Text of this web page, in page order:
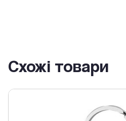
Схожі товари